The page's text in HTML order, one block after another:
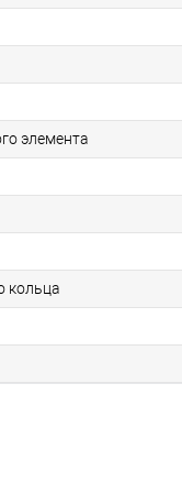
элемента
кольца